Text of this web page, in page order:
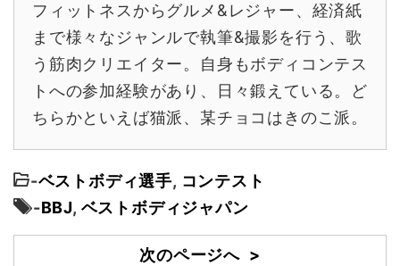
フィットネスからグルメ&レジャー、経済紙
まで様々なジャンルで執筆&撮影を行う、歌
う筋肉クリエイター。自身もボディコンテス
トへの参加経験があり、日々鍛えている。ど
ちらかといえば猫派、某チョコはきのこ派。
-ベストボディ選手, コンテスト
-BBJ, ベストボディジャパン
次のページへ >